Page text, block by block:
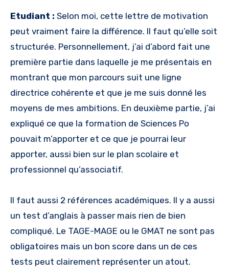
Etudiant : Selon moi, cette lettre de motivation
peut vraiment faire la différence. Il faut qu’elle soit
structurée. Personnellement, j’ai d’abord fait une
première partie dans laquelle je me présentais en
montrant que mon parcours suit une ligne
directrice cohérente et que je me suis donné les
moyens de mes ambitions. En deuxième partie, j’ai
expliqué ce que la formation de Sciences Po
pouvait m’apporter et ce que je pourrai leur
apporter, aussi bien sur le plan scolaire et
professionnel qu’associatif.
Il faut aussi 2 références académiques. Il y a aussi
un test d’anglais à passer mais rien de bien
compliqué. Le TAGE-MAGE ou le GMAT ne sont pas
obligatoires mais un bon score dans un de ces
tests peut clairement représenter un atout.